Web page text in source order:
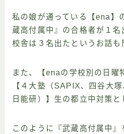
私の娘が通っている【ena】
蔵高付属中』の合格者が１名
校舎は３名出たというお話も
また、【enaの学校別の日曜
【４大塾（SAPIX、四谷大
日能研）】生の都立中対策と
このように『武蔵高付属中』